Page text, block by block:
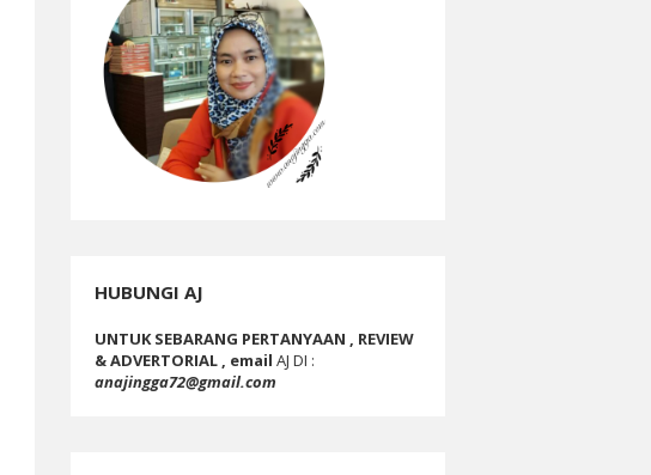
HUBUNGI AJ
UNTUK SEBARANG PERTANYAAN , REVIEW
& ADVERTORIAL , email AJ DI :
anajingga72@gmail.com